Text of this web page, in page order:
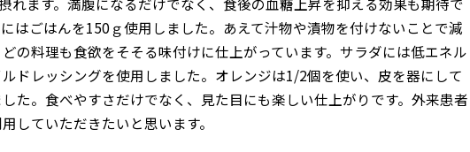
はごはんを150ｇ使用しました。あえて汁物や漬物を付けないことで減
の料理も食欲をそそる味付けに仕上がっています。サラダには低エネル
ドレッシングを使用しました。オレンジは1/2個を使い、皮を器にして
た。食べやすさだけでなく、見た目にも楽しい仕上がりです。外来患者
していただきたいと思います。